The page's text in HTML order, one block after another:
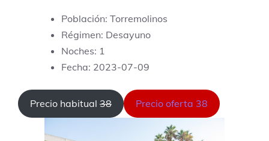
Población: Torremolinos
Régimen: Desayuno
Noches: 1
Fecha: 2023-07-09
Precio habitual 38 Precio oferta 38